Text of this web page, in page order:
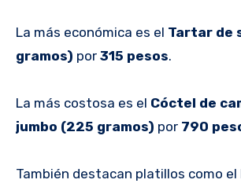
La más económica es el Tartar de
gramos) por 315 pesos.
La más costosa es el Cóctel de
jumbo (225 gramos) por 790
También destacan platillos como el